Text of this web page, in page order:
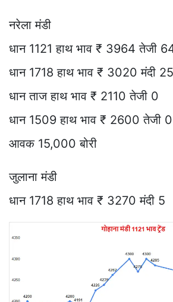
नरेला मंडी
धान 1121 हाथ भाव ₹ 3964 तेजी
धान 1718 हाथ भाव ₹ 3020 मंदी 25
धान ताज हाथ भाव ₹ 2110 तेजी 0
धान 1509 हाथ भाव ₹ 2600 तेजी 0
आवक 15,000 बोरी
जुलाना मंडी
धान 1718 हाथ भाव ₹ 3270 मंदी 5